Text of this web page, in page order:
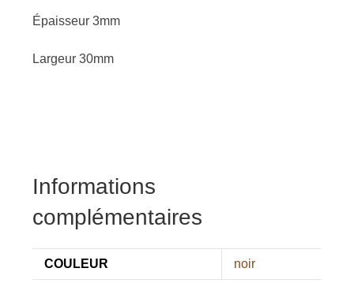
Épaisseur 3mm
Largeur 30mm
Informations
complémentaires
COULEUR noir